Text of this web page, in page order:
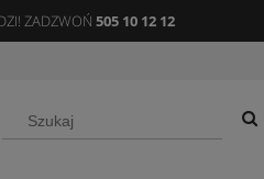
ZADZWOŃ 505 10 12 12